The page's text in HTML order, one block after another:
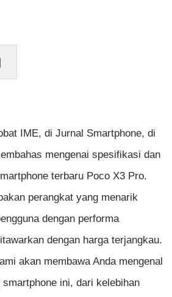
IME, di Jurnal Smartphone, di
mengenai spesifikasi dan
terbaru Poco X3 Pro.
perangkat yang menarik
dengan performa
dengan harga terjangkau.
akan membawa Anda mengenal
ini, dari kelebihan